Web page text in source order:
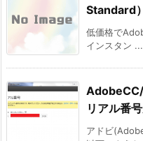
Standard
低価格で
インスタン ...
リアル番
アドビ